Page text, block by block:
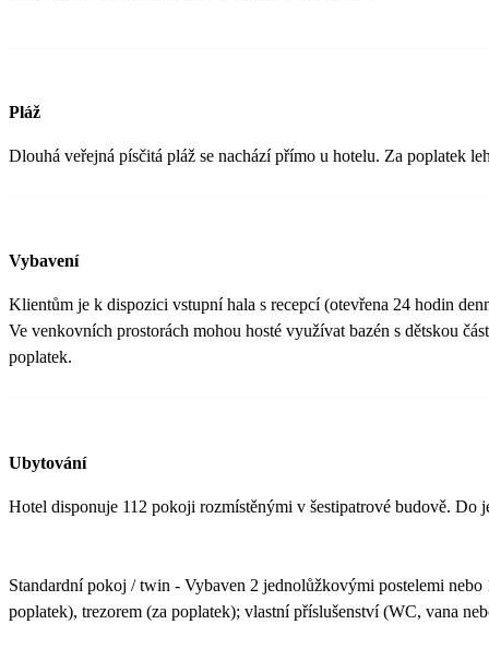
Pláž
Dlouhá veřejná písčitá pláž se nachází přímo u hotelu. Za poplatek
Vybavení
Klientům je k dispozici vstupní hala s recepcí (otevřena 24 hodin
Ve venkovních prostorách mohou hosté využívat bazén s dětskou
poplatek.
Ubytování
Hotel disponuje 112 pokoji rozmístěnými v šestipatrové budově.
Standardní pokoj / twin - Vybaven 2 jednolůžkovými postelemi
poplatek), trezorem (za poplatek); vlastní příslušenství (WC, vana